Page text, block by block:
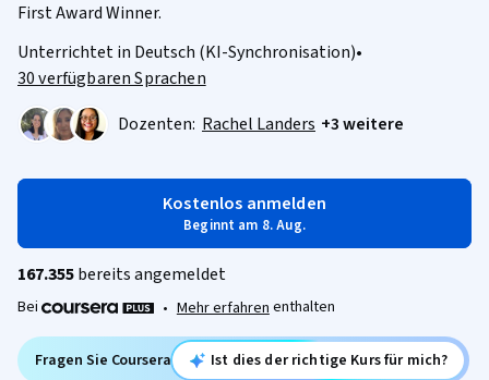
First Award Winner.
Unterrichtet in Deutsch (KI-Synchronisation)•
30 verfügbaren Sprachen
Dozenten: Rachel Landers +3 weitere
Kostenlos anmelden
Beginnt am 8. Aug.
167.355bereits angemeldet
Bei • Mehr erfahren enthalten
Fragen Sie Coursera Ist dies der richtige Kurs für mich?